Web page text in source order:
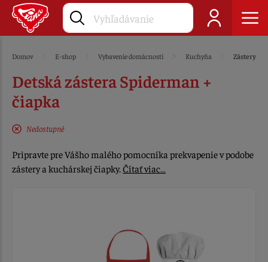
Domov E-shop Vybavenie domácnosti Kuchyňa Zástery
Detská zástera Spiderman +
čiapka
Nedostupné
Pripravte pre Vášho malého pomocníka prekvapenie v podobe
zástery a kuchárskej čiapky.Čítať viac…